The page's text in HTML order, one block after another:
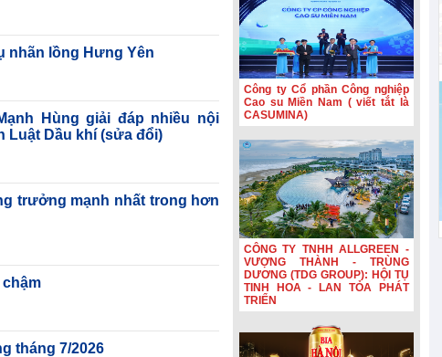
nhãn lồng Hưng Yên
Hùng giải đáp nhiều nội
Luật Dầu khí (sửa đổi)
trưởng mạnh nhất trong hơn
tháng 7/2026
Công ty Cổ phần Công nghiệp
Cao su Miền Nam ( viết tắt là
CASUMINA)
CÔNG TY TNHH ALLGREEN -
VƯỢNG THÀNH - TRÙNG
DƯƠNG (TDG GROUP): HỘI TỤ
TINH HOA - LAN TỎA PHÁT
TRIỂN